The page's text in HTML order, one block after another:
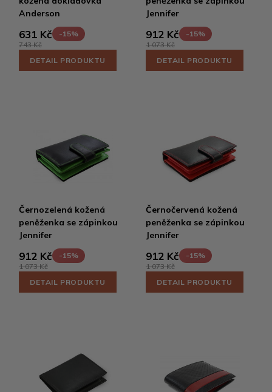
Anderson
631 Kč
-15%
743 Kč
DETAIL PRODUKTU
Jennifer
912 Kč
-15%
1 073 Kč
DETAIL PRODUKTU
Černozelená kožená
peněženka se zápinkou
Jennifer
912 Kč
-15%
1 073 Kč
DETAIL PRODUKTU
Černočervená kožená
peněženka se zápinkou
Jennifer
912 Kč
-15%
1 073 Kč
DETAIL PRODUKTU